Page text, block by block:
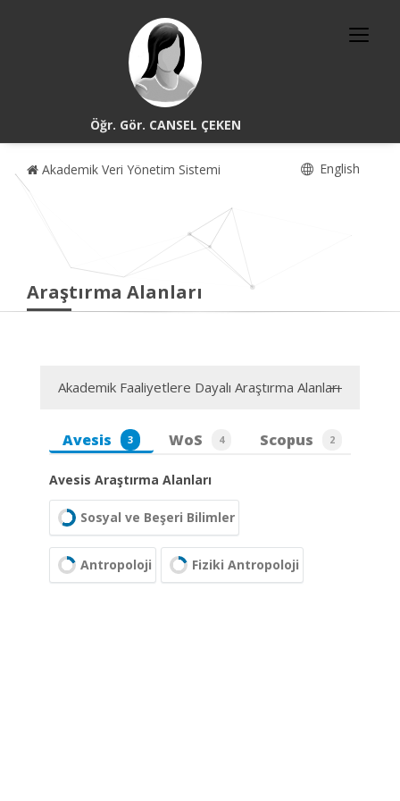
Öğr. Gör. CANSEL ÇEKEN
Akademik Veri Yönetim Sistemi English
Araştırma Alanları
Akademik Faaliyetlere Dayalı Araştırma Alanları
Avesis 3 WoS 4 Scopus 2
Avesis Araştırma Alanları
Sosyal ve Beşeri Bilimler
Antropoloji Fiziki Antropoloji